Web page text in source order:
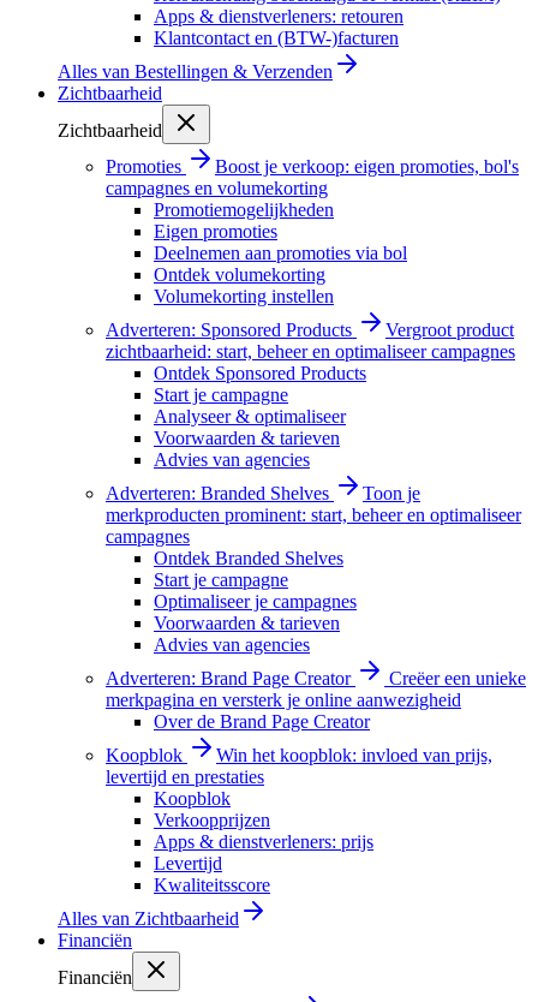
Apps & dienstverleners: retouren
Klantcontact en (BTW-)facturen
Alles van Bestellingen & Verzenden
Zichtbaarheid
Zichtbaarheid
Promoties
Boost je verkoop: eigen promoties, bol's
campagnes en volumekorting
Promotiemogelijkheden
Eigen promoties
Deelnemen aan promoties via bol
Ontdek volumekorting
Volumekorting instellen
Adverteren: Sponsored Products
Vergroot product
zichtbaarheid: start, beheer en optimaliseer campagnes
Ontdek Sponsored Products
Start je campagne
Analyseer & optimaliseer
Voorwaarden & tarieven
Advies van agencies
Adverteren: Branded Shelves
Toon je
merkproducten prominent: start, beheer en optimaliseer
campagnes
Ontdek Branded Shelves
Start je campagne
Optimaliseer je campagnes
Voorwaarden & tarieven
Advies van agencies
Adverteren: Brand Page Creator
Creëer een unieke
merkpagina en versterk je online aanwezigheid
Over de Brand Page Creator
Koopblok
Win het koopblok: invloed van prijs,
levertijd en prestaties
Koopblok
Verkoopprijzen
Apps & dienstverleners: prijs
Levertijd
Kwaliteitsscore
Alles van Zichtbaarheid
Financiën
Financiën